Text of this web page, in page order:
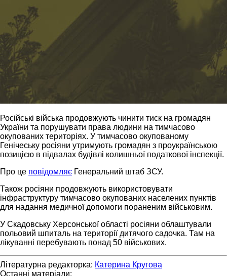
Російські війська продовжують чинити тиск на громадян
України та порушувати права людини на тимчасово
окупованих територіях. У тимчасово окупованому
Генічеську росіяни утримують громадян з проукраїнською
позицією в підвалах будівлі колишньої податкової інспекції.
Про це повідомляє Генеральний штаб ЗСУ.
Також росіяни продовжують використовувати
інфраструктуру тимчасово окупованих населених пунктів
для надання медичної допомоги пораненим військовим.
У Скадовську Херсонської області росіяни облаштували
польовий шпиталь на території дитячого садочка. Там на
лікуванні перебувають понад 50 військових.
Літературна редакторка: Катерина Кругова
Останні матеріали: